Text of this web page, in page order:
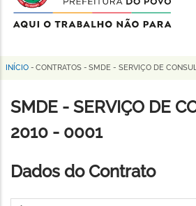
de
Horizonte
Trilha
de
navegação
INÍCIO - CONTRATOS - SMDE - SERVIÇO DE
SMDE - SERVIÇO DE
2010 - 0001
Dados do Contrato